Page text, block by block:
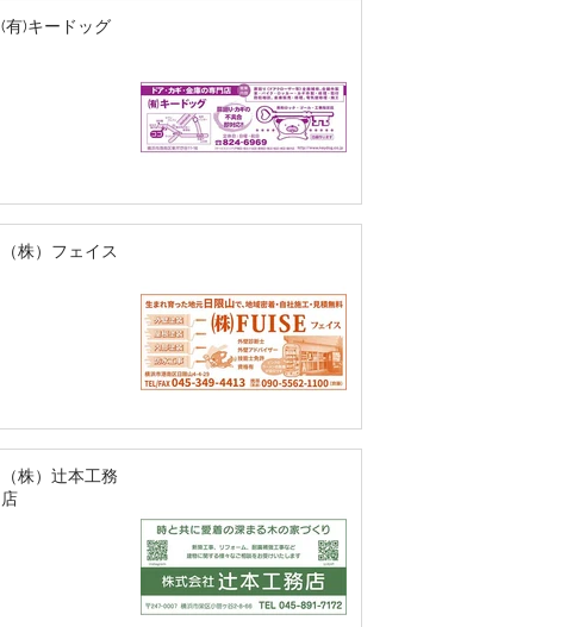
(有)キードッグ
（株）フェイス
（株）辻本工務
店